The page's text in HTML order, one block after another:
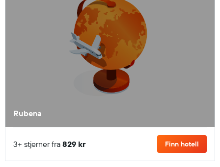
Rubena
3+ stjerner fra 829 kr Finn hotell